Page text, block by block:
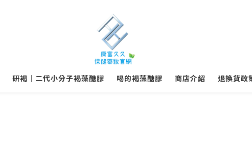
研褐｜二代小分子褐藻醣膠 喝的褐藻醣膠 商店介紹 退換貨政